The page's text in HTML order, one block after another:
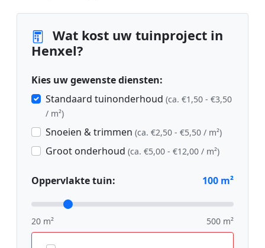
Wat kost uw tuinproject in
Henxel?
Kies uw gewenste diensten:
Standaard tuinonderhoud (ca. €1,50 - €3,50
/ m²)
Snoeien & trimmen (ca. €2,50 - €5,50 / m²)
Groot onderhoud (ca. €5,00 - €12,00 / m²)
Oppervlakte tuin: 100 m²
20 m² 500 m²